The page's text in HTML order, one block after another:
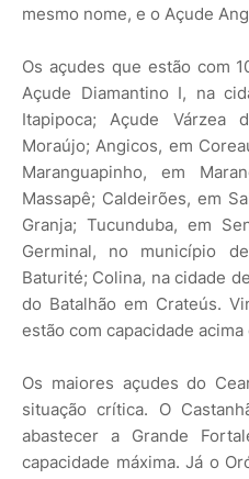
mesmo nome, e o Açude
Os açudes que estão com
Açude Diamantino I, na
Itapipoca; Açude Várzea
Moraújo; Angicos, em
Maranguapinho, em
Massapê; Caldeirões, em
Granja; Tucunduba, em
Germinal, no município
Baturité; Colina, na cidade
do Batalhão em Crateús.
estão com capacidade acima
Os maiores açudes do
situação crítica. O
abastecer a Grande
capacidade máxima. Já o